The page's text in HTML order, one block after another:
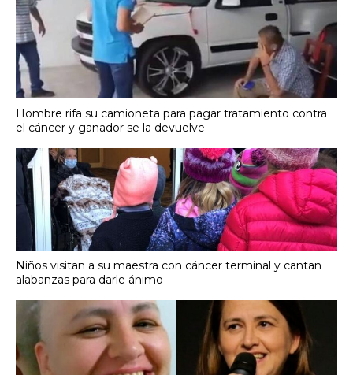
Hombre rifa su camioneta para pagar tratamiento contra
el cáncer y ganador se la devuelve
Niños visitan a su maestra con cáncer terminal y cantan
alabanzas para darle ánimo